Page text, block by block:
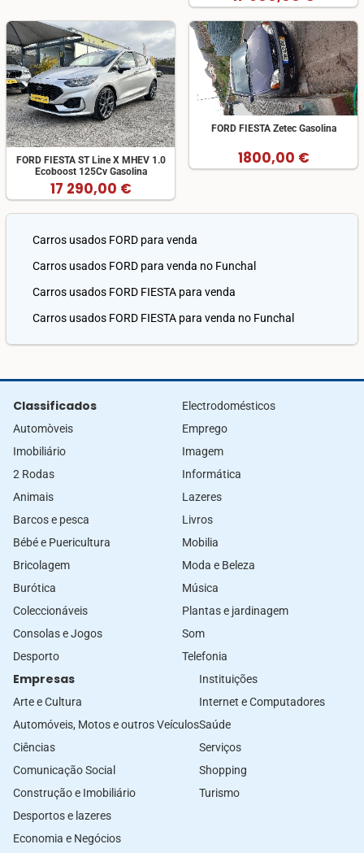
FORD FIESTA ST Line X MHEV 1.0
Ecoboost 125Cv Gasolina
17 290,00 €
FORD FIESTA Zetec Gasolina
1800,00 €
Carros usados FORD para venda
Carros usados FORD para venda no Funchal
Carros usados FORD FIESTA para venda
Carros usados FORD FIESTA para venda no Funchal
Classificados
Automòveis
Imobiliário
2 Rodas
Animais
Barcos e pesca
Bébé e Puericultura
Bricolagem
Burótica
Coleccionáveis
Consolas e Jogos
Desporto
Electrodomésticos
Emprego
Imagem
Informática
Lazeres
Livros
Mobilia
Moda e Beleza
Música
Plantas e jardinagem
Som
Telefonia
Empresas
Arte e Cultura
Automóveis, Motos e outros Veículos
Ciências
Comunicação Social
Construção e Imobiliário
Desportos e lazeres
Economia e Negócios
Instituições
Internet e Computadores
Saúde
Serviços
Shopping
Turismo